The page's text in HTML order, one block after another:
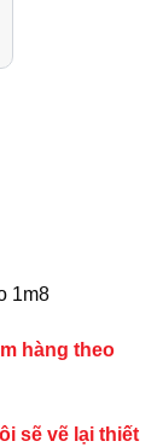
1m8
hàng theo
sẽ vẽ lại thiết